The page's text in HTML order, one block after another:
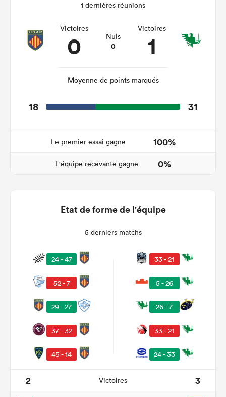
1 dernières réunions
Victoires
0 Nuls
0
Victoires
1
Moyenne de points marqués
18 31
Le premier essai gagne 100%
L'équipe recevante gagne 0%
Etat de forme de l'équipe
5 derniers matchs
24 - 47
52 - 7
29 - 27
37 - 32
45 - 14
33 - 21
5 - 26
26 - 7
33 - 21
24 - 33
2 Victoires 3